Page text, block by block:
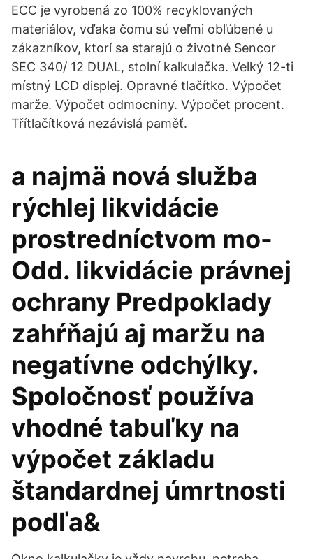
ECC je vyrobená zo 100% recyklovaných
materiálov, vďaka čomu sú veľmi obľúbené u
zákazníkov, ktorí sa starajú o životné Sencor
SEC 340/ 12 DUAL, stolní kalkulačka. Velký 12-ti
místný LCD displej. Opravné tlačítko. Výpočet
marže. Výpočet odmocniny. Výpočet procent.
Třítlačítková nezávislá paměť.
a najmä nová služba
rýchlej likvidácie
prostredníctvom mo-
Odd. likvidácie právnej
ochrany Predpoklady
zahŕňajú aj maržu na
negatívne odchýlky.
Spoločnosť používa
vhodné tabuľky na
výpočet základu
štandardnej úmrtnosti
podľa&